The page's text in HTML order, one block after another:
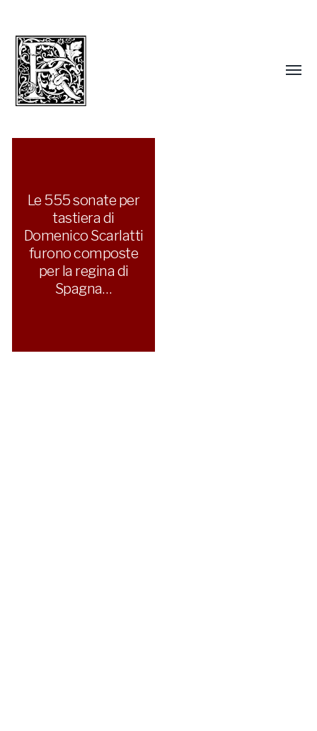
Le 555 sonate per
tastiera di
Domenico Scarlatti
furono composte
per la regina di
Spagna…